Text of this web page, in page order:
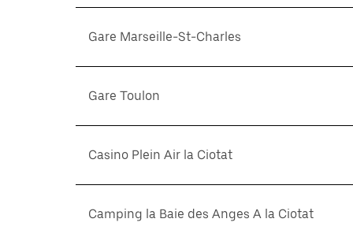
Gare Marseille-St-Charles
Gare Toulon
Casino Plein Air la Ciotat
Camping la Baie des Anges A la Ciotat